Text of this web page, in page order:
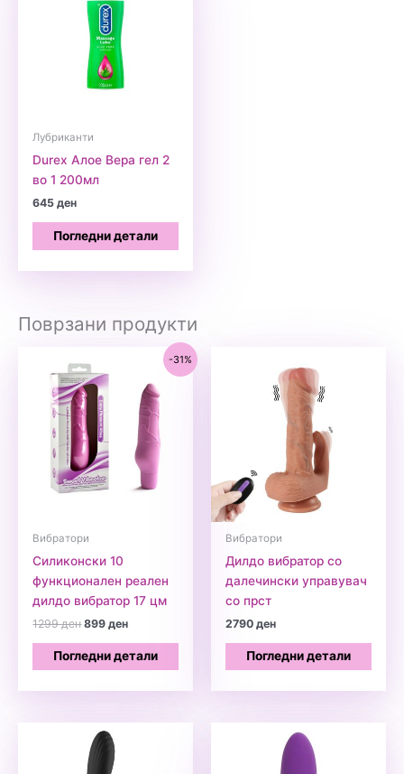
Лубриканти
Durex Алое Вера гел 2
во 1 200мл
645ден
Погледни детали
Поврзани продукти
-31%
Вибратори
Силиконски 10
функционален реален
дилдо вибратор 17 цм
1299денOriginal
was:
1299 ден.
899денCurrent
is:
Погледни детали
Вибратори
Дилдо вибратор со
далечински управувач
со прст
2790ден
Погледни детали